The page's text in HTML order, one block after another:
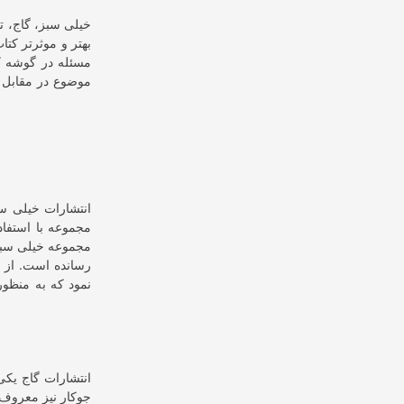
خیلی سبز،
بهتر و موثرتر
مسئله در گوشه
موضوع در مقابل
انتشارات خیلی
مجموعه با
مجموعه خیلی
رسانده است. از
انتشارات گاج